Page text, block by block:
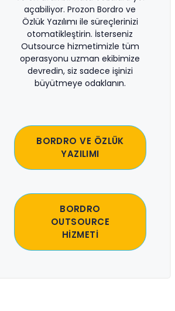
açabiliyor. Prozon Bordro ve
Özlük Yazılımı ile süreçlerinizi
otomatikleştirin. İsterseniz
Outsource hizmetimizle tüm
operasyonu uzman ekibimize
devredin, siz sadece işinizi
büyütmeye odaklanın.
BORDRO VE ÖZLÜK
YAZILIMI
BORDRO
OUTSOURCE
HİZMETİ